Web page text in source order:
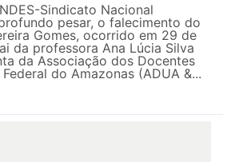
Sindicato Nacional
pesar, o falecimento do
Gomes, ocorrido em 29 de
da professora Ana Lúcia Silva
da Associação dos Docentes
do Amazonas (ADUA &...